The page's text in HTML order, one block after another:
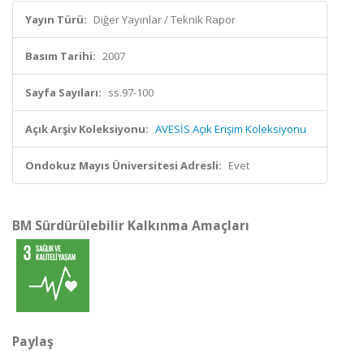
Yayın Türü: Diğer Yayınlar / Teknik Rapor
Basım Tarihi: 2007
Sayfa Sayıları: ss.97-100
Açık Arşiv Koleksiyonu: AVESİS Açık Erişim Koleksiyonu
Ondokuz Mayıs Üniversitesi Adresli: Evet
BM Sürdürülebilir Kalkınma Amaçları
Paylaş